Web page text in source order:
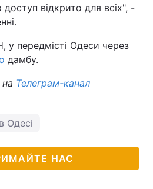
відкрито для всіх", -
у передмісті Одеси через
дамбу.
Телеграм-канал
Одесі
НАС